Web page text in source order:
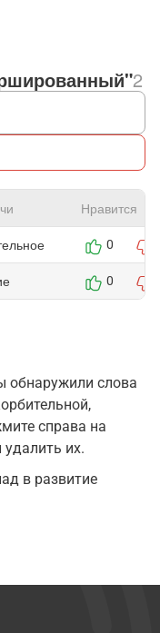
2
Нравится
0
0
обнаружили слова
справа на
их.
в развитие